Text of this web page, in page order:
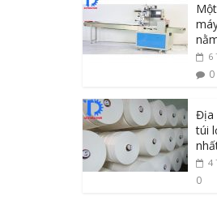
6
0
Địa
túi
4
0